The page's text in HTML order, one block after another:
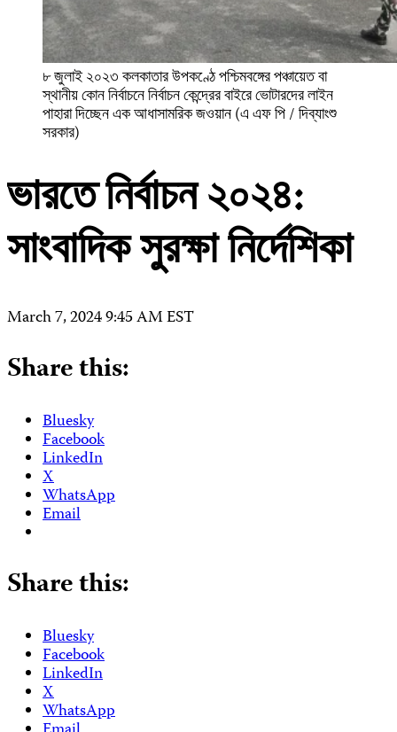
৮ জুলাই ২০২৩ কলকাতার উপকণ্ঠে পশ্চিমবঙ্গের পঞ্চায়েত বা
স্থানীয় কোন নির্বাচনে নির্বাচন কেন্দ্রের বাইরে ভোটারদের লাইন
পাহারা দিচ্ছেন এক আধাসামরিক জওয়ান (এ এফ পি / দিব্যাংশু
সরকার)
ভারতে নির্বাচন ২০২৪:
সাংবাদিক সুরক্ষা নির্দেশিকা
March 7, 2024 9:45 AM EST
Share this:
Bluesky
Facebook
LinkedIn
X
WhatsApp
Email
Share this:
Bluesky
Facebook
LinkedIn
X
WhatsApp